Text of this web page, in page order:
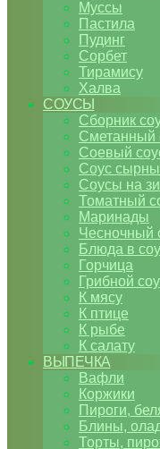
Муссы
Пастила
Пудинг
Сорбет
Тирамису
Халва
СОУСЫ
Сборник
Сметанный
Соевый
Соус
Соусы на
Томатный
Маринады
Чесночный
Блюда в
Горчица
Грибной
К мясу
К птице
К рыбе
К салату
ВЫПЕЧКА
Вафли
Коржики
Пироги,
Блины,
Торты,